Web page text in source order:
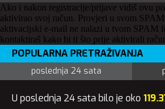
Ako i nakon registracije/prijave vidiš ovu
aktivirao svoj račun. Provjeri u svom
aktivacijski e-mail ne nalazi u tvom SPAM
kontaktiraš kako bi ti što prije aktivirali
POPULARNA PRETRAŽIVANJA
poslednja 24 sata
U poslednja 24 sata bilo je oko